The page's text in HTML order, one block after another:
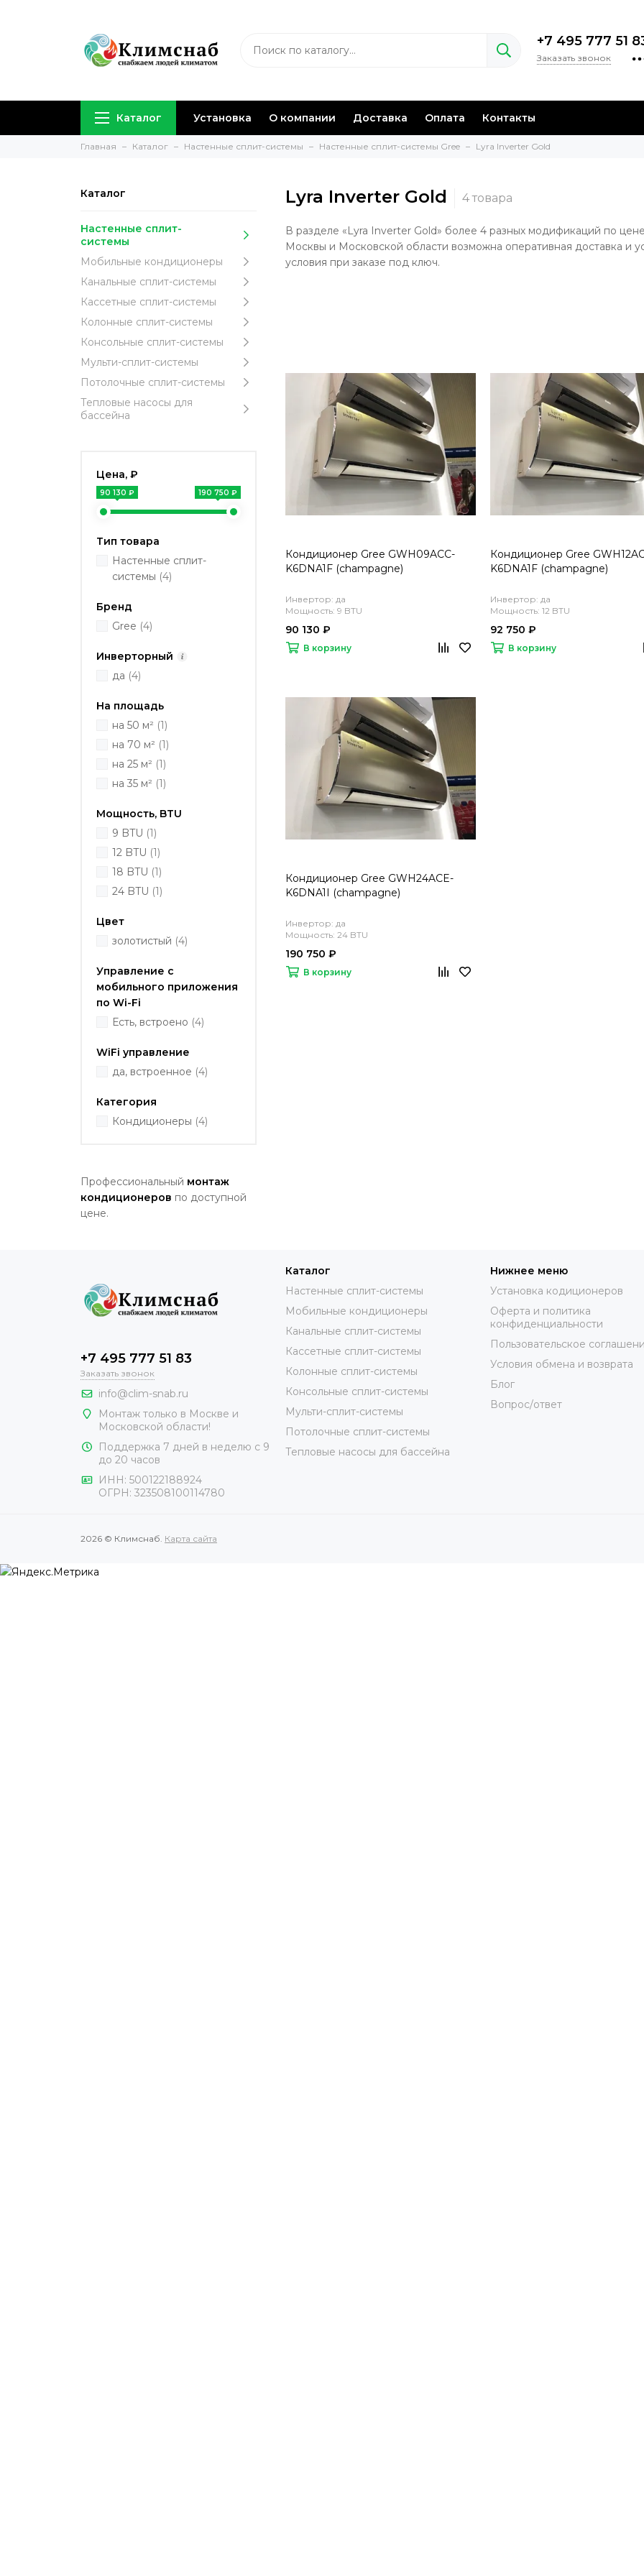
+7 495 777 51
Заказать звонок
Каталог Установка О компании Доставка Оплата Контакты
Главная Каталог Настенные сплит-системы Настенные сплит-системы Gree Lyra Inverter Gold
Каталог
Настенные сплит-
системы
Мобильные кондиционеры
Канальные сплит-системы
Кассетные сплит-системы
Колонные сплит-системы
Консольные сплит-системы
Мульти-сплит-системы
Потолочные сплит-системы
Тепловые насосы для
бассейна
Цена, ₽
90 130 ₽ 190 750 ₽
Тип товара
Настенные сплит-
системы (4)
Бренд
Gree (4)
Инверторный
да (4)
На площадь
на 50 м² (1)
на 70 м² (1)
на 25 м² (1)
на 35 м² (1)
Мощность, BTU
9 BTU (1)
12 BTU (1)
18 BTU (1)
24 BTU (1)
Цвет
золотистый (4)
Управление c
мобильного приложения
по Wi-Fi
Есть, встроено (4)
WiFi управление
да, встроенное (4)
Категория
Кондиционеры (4)
Профессиональный монтаж
кондиционеров по доступной
цене.
Lyra Inverter Gold
В разделе «Lyra Inverter Gold» более 4 разных модификаций по
Москвы и Московской области возможна оперативная доставка и
условия при заказе под ключ.
Кондиционер Gree GWH09ACC-
K6DNA1F (champagne)
Инвертор: да
Мощность: 9 BTU
90 130 ₽
В корзину
Кондиционер Gree
K6DNA1F (champagne)
Инвертор: да
Мощность: 12 BTU
92 750 ₽
В корзину
Кондиционер Gree GWH24ACE-
K6DNA1I (champagne)
Инвертор: да
Мощность: 24 BTU
190 750 ₽
В корзину
+7 495 777 51 83
Заказать звонок
info@clim-snab.ru
Монтаж только в Москве и
Московской области!
Поддержка 7 дней в неделю с 9
до 20 часов
ИНН: 500122188924
ОГРН: 323508100114780
Каталог
Настенные сплит-системы
Мобильные кондиционеры
Канальные сплит-системы
Кассетные сплит-системы
Колонные сплит-системы
Консольные сплит-системы
Мульти-сплит-системы
Потолочные сплит-системы
Тепловые насосы для бассейна
Нижнее меню
Установка кодиционеров
Оферта и политика
конфиденциальности
Пользовательское
Условия обмена и возврата
Блог
Вопрос/ответ
2026 © Климснаб. Карта сайта